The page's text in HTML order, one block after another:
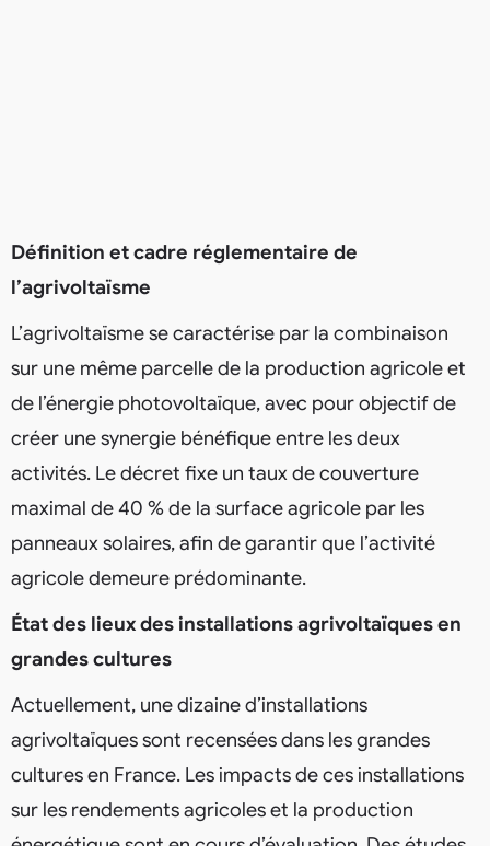
Définition et cadre réglementaire de
l’agrivoltaïsme
L’agrivoltaïsme se caractérise par la combinaison
sur une même parcelle de la production agricole et
de l’énergie photovoltaïque, avec pour objectif de
créer une synergie bénéfique entre les deux
activités. Le décret fixe un taux de couverture
maximal de 40 % de la surface agricole par les
panneaux solaires, afin de garantir que l’activité
agricole demeure prédominante.
État des lieux des installations agrivoltaïques en
grandes cultures
Actuellement, une dizaine d’installations
agrivoltaïques sont recensées dans les grandes
cultures en France. Les impacts de ces installations
sur les rendements agricoles et la production